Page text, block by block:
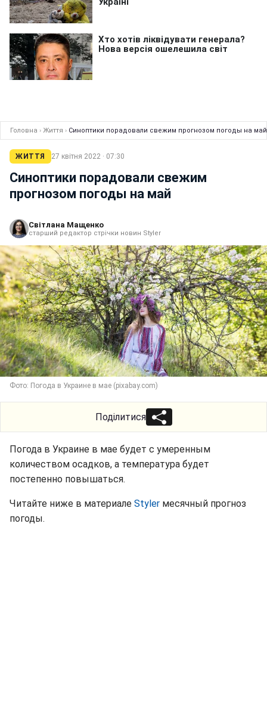
Головна › Життя › Синоптики порадовали свежим прогнозом погоды на май
ЖИТТЯ 27 квітня 2022 · 07:30
Синоптики порадовали свежим
прогнозом погоды на май
Світлана Мащенко
старший редактор стрічки новин Styler
Фото: Погода в Украине в мае (pixabay.com)
Поділитися
Погода в Украине в мае будет с умеренным
количеством осадков, а температура будет
постепенно повышаться.
Читайте ниже в материале Styler месячный прогноз
погоды.